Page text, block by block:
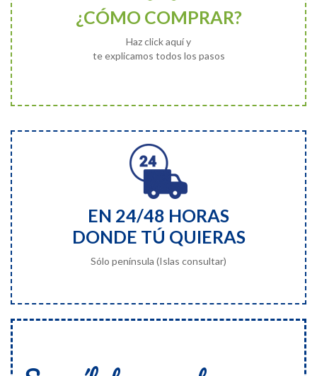
¿CÓMO COMPRAR?
Haz click aquí y
te explicamos todos los pasos
EN 24/48 HORAS
DONDE TÚ QUIERAS
Sólo península (Islas consultar)